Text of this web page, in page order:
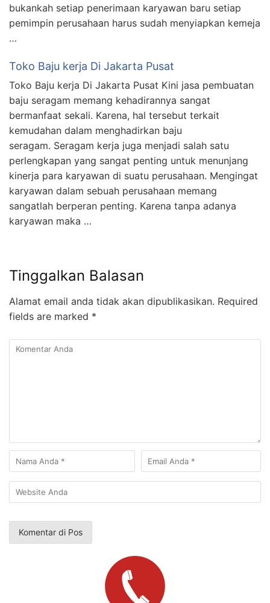
bukankah setiap penerimaan karyawan baru setiap
pemimpin perusahaan harus sudah menyiapkan kemeja
…
Toko Baju kerja Di Jakarta Pusat
Toko Baju kerja Di Jakarta Pusat Kini jasa pembuatan
baju seragam memang kehadirannya sangat
bermanfaat sekali. Karena, hal tersebut terkait
kemudahan dalam menghadirkan baju
seragam. Seragam kerja juga menjadi salah satu
perlengkapan yang sangat penting untuk menunjang
kinerja para karyawan di suatu perusahaan. Mengingat
karyawan dalam sebuah perusahaan memang
sangatlah berperan penting. Karena tanpa adanya
karyawan maka …
Tinggalkan Balasan
Alamat email anda tidak akan dipublikasikan. Required
fields are marked *